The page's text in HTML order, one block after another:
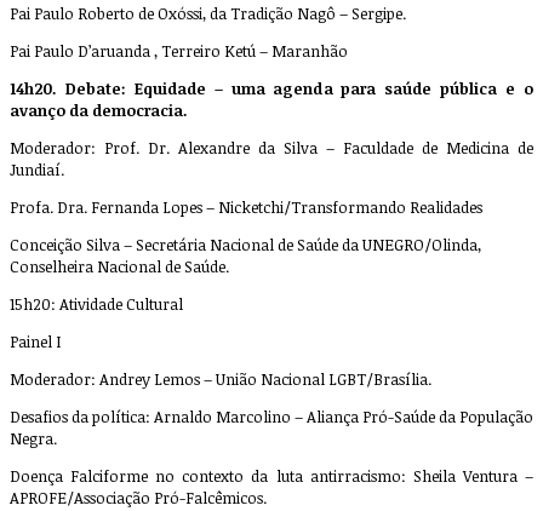
Pai Paulo Roberto de Oxóssi, da Tradição Nagô – Sergipe.
Pai Paulo D’aruanda , Terreiro Ketú – Maranhão
14h20. Debate: Equidade – uma agenda para saúde pública e o
avanço da democracia.
Moderador: Prof. Dr. Alexandre da Silva – Faculdade de Medicina de
Jundiaí.
Profa. Dra. Fernanda Lopes – Nicketchi/Transformando Realidades
Conceição Silva – Secretária Nacional de Saúde da UNEGRO/Olinda,
Conselheira Nacional de Saúde.
15h20: Atividade Cultural
Painel I
Moderador: Andrey Lemos – União Nacional LGBT/Brasília.
Desafios da política: Arnaldo Marcolino – Aliança Pró-Saúde da População
Negra.
Doença Falciforme no contexto da luta antirracismo: Sheila Ventura –
APROFE/Associação Pró-Falcêmicos.